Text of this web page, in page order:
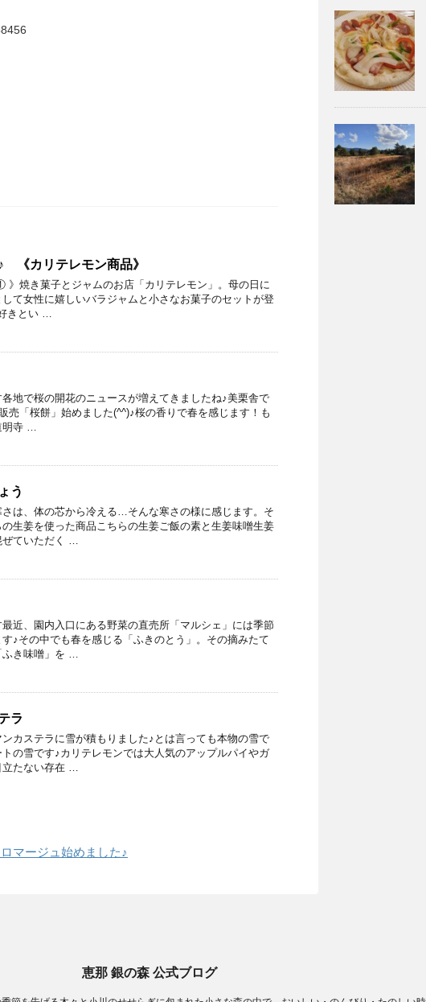
《カリテレモン商品》
焼き菓子とジャムのお店「カリテレモン」。母の日に
て女性に嬉しいバラジャムと小さなお菓子のセットが登
きとい …
で桜の開花のニュースが増えてきましたね♪美栗舎で
売「桜餅」始めました(^^)♪桜の香りで春を感じます！も
明寺 …
う
は、体の芯から冷える…そんな寒さの様に感じます。そ
生姜を使った商品こちらの生姜ご飯の素と生姜味噌生姜
ぜていただく …
、園内入口にある野菜の直売所「マルシェ」には季節
♪その中でも春を感じる「ふきのとう」。その摘みたて
ふき味噌」を …
ラ
カステラに雪が積もりました♪とは言っても本物の雪で
の雪です♪カリテレモンでは大人気のアップルパイやガ
立たない存在 …
マージュ始めました♪
恵那 銀の森 公式ブログ